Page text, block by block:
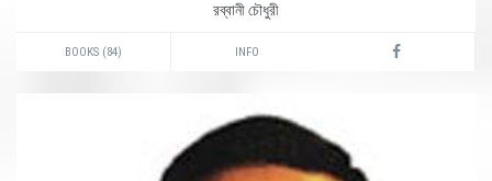
রব্বানী চৌধুরী
BOOKS (84) INFO